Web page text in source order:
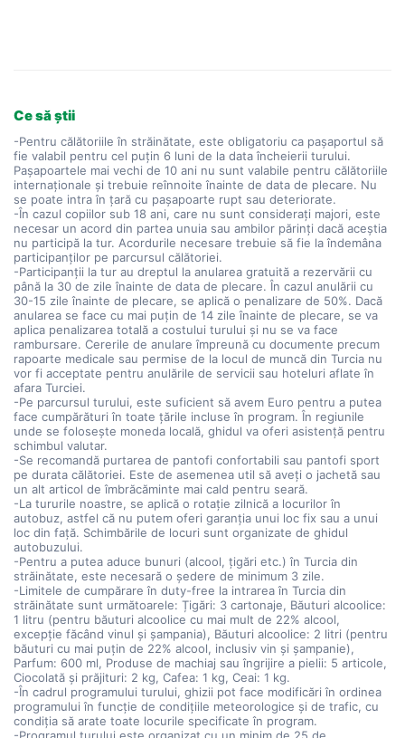
Ce să știi
-Pentru călătoriile în străinătate, este obligatoriu ca pașaportul să
fie valabil pentru cel puțin 6 luni de la data încheierii turului.
Pașapoartele mai vechi de 10 ani nu sunt valabile pentru călătoriile
internaționale și trebuie reînnoite înainte de data de plecare. Nu
se poate intra în țară cu pașapoarte rupt sau deteriorate.
-În cazul copiilor sub 18 ani, care nu sunt considerați majori, este
necesar un acord din partea unuia sau ambilor părinți dacă aceștia
nu participă la tur. Acordurile necesare trebuie să fie la îndemâna
participanților pe parcursul călătoriei.
-Participanții la tur au dreptul la anularea gratuită a rezervării cu
până la 30 de zile înainte de data de plecare. În cazul anulării cu
30-15 zile înainte de plecare, se aplică o penalizare de 50%. Dacă
anularea se face cu mai puțin de 14 zile înainte de plecare, se va
aplica penalizarea totală a costului turului și nu se va face
rambursare. Cererile de anulare împreună cu documente precum
rapoarte medicale sau permise de la locul de muncă din Turcia nu
vor fi acceptate pentru anulările de servicii sau hoteluri aflate în
afara Turciei.
-Pe parcursul turului, este suficient să avem Euro pentru a putea
face cumpărături în toate țările incluse în program. În regiunile
unde se folosește moneda locală, ghidul va oferi asistență pentru
schimbul valutar.
-Se recomandă purtarea de pantofi confortabili sau pantofi sport
pe durata călătoriei. Este de asemenea util să aveți o jachetă sau
un alt articol de îmbrăcăminte mai cald pentru seară.
-La tururile noastre, se aplică o rotație zilnică a locurilor în
autobuz, astfel că nu putem oferi garanția unui loc fix sau a unui
loc din față. Schimbările de locuri sunt organizate de ghidul
autobuzului.
-Pentru a putea aduce bunuri (alcool, țigări etc.) în Turcia din
străinătate, este necesară o ședere de minimum 3 zile.
-Limitele de cumpărare în duty-free la intrarea în Turcia din
străinătate sunt următoarele: Țigări: 3 cartonaje, Băuturi alcoolice:
1 litru (pentru băuturi alcoolice cu mai mult de 22% alcool,
excepție făcând vinul și șampania), Băuturi alcoolice: 2 litri (pentru
băuturi cu mai puțin de 22% alcool, inclusiv vin și șampanie),
Parfum: 600 ml, Produse de machiaj sau îngrijire a pielii: 5 articole,
Ciocolată și prăjituri: 2 kg, Cafea: 1 kg, Ceai: 1 kg.
-În cadrul programului turului, ghizii pot face modificări în ordinea
programului în funcție de condițiile meteorologice și de trafic, cu
condiția să arate toate locurile specificate în program.